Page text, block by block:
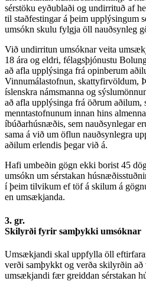
sérstöku eyðublaði og undirrituð af
til staðfestingar á þeim upplýsingum
umsókn skulu fylgja öll nauðsynleg
Við undirritun umsóknar veita
18 ára og eldri, félagsþjónustu
að afla upplýsinga frá opinberum
Vinnumálastofnun, skattyfirvöldum,
íslenskra námsmanna og
að afla upplýsinga frá öðrum aðilum,
menntastofnunum innan hins
íbúðarhúsnæðis, sem nauðsynlegar
sama á við um öflun nauðsynlegra
aðilum erlendis þegar við á.
Hafi umbeðin gögn ekki borist 45
umsókn um sérstakan
í þeim tilvikum ef töf á skilum á
en umsækjanda.
3. gr.
Skilyrði fyrir samþykki umsóknar
Umsækjandi skal uppfylla öll
verði samþykkt og verða skilyrðin að
umsækjandi fær greiddan sérstakan